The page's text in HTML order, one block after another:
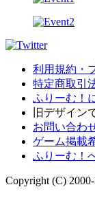
利用規約・
特定商取引
ふりーむ！
旧デザイン
お問い合わ
ゲーム掲載
ふりーむ！
Copyright (C)